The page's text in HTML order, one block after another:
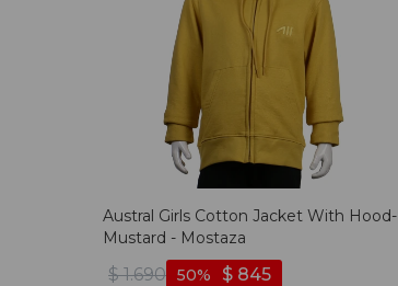
Austral Girls Cotton Jacket With Hood-
Mustard - Mostaza
$ 1.690 $ 845
50